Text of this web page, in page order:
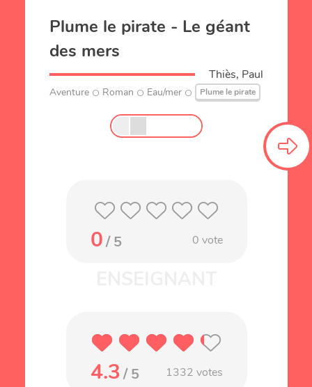
Plume le pirate - Le géant
des mers
Thiès, Paul
Aventure Roman Eau/mer Plume le pirate
0/ 5 0 vote
4.3 / 5 1332 votes